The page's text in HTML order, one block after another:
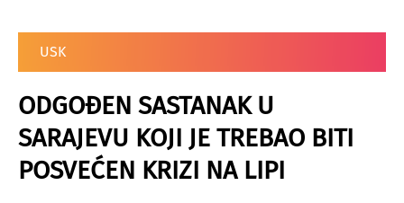
USK
ODGOĐEN SASTANAK U
SARAJEVU KOJI JE TREBAO BITI
POSVEĆEN KRIZI NA LIPI